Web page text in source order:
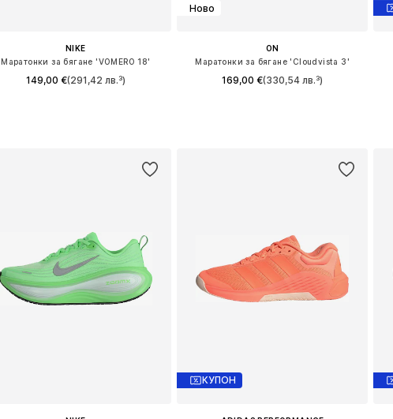
NIKE
Маратонки за бягане 'VOMERO 18'
149,00 €(291,42 лв.³)
Ново
ON
Маратонки за бягане 'Cloudvista 3'
169,00 €(330,54 лв.³)
КУПОН